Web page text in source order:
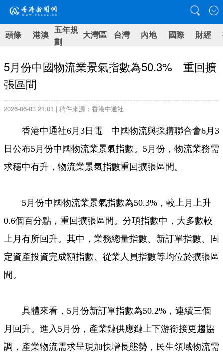
頭條 港澳 五年規
劃
大灣區 台灣 內地 國際 財經
5月份中國物流業景氣指數為50.3% 重回擴
張區間
2026-06-03 21:01 | 稿件來源：香港中通社
香港中通社6月3日電 中國物流與採購聯合會6月3
日公布5月份中國物流業景氣指數。5月份，物流業務需
求穩中有升，物流業景氣指數重回擴張區間。
5月份中國物流業景氣指數為50.3%，較上月上升
0.6個百分點，重回擴張區間。分項指數中，大多數較
上月有所回升。其中，業務總量指數、新訂單指數、固
定資產投資完成額指數、從業人員指數等均位於擴張區
間。
具體來看，5月份新訂單指數為50.2%，連續三個
月回升。進入5月份，產業鏈供應鏈上下游銜接更趨協
調，產業物流需求呈現加快增長態勢，民生領域物流需